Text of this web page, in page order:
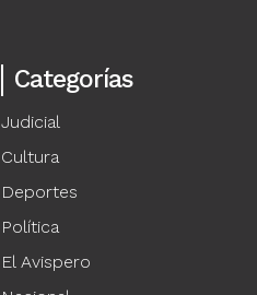
Categorías
Judicial
Cultura
Deportes
Política
El Avispero